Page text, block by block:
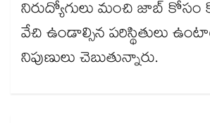
నిరుద్యోగులు మంచి జాబ్​
వేచి ఉండాల్సిన పరిస్థితులు
నిపుణులు చెబుతున్నారు.